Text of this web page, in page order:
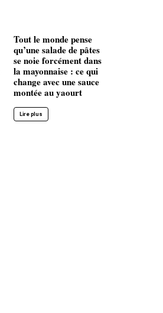
Tout le monde pense
qu’une salade de pâtes
se noie forcément dans
la mayonnaise : ce qui
change avec une sauce
montée au yaourt
Lire plus